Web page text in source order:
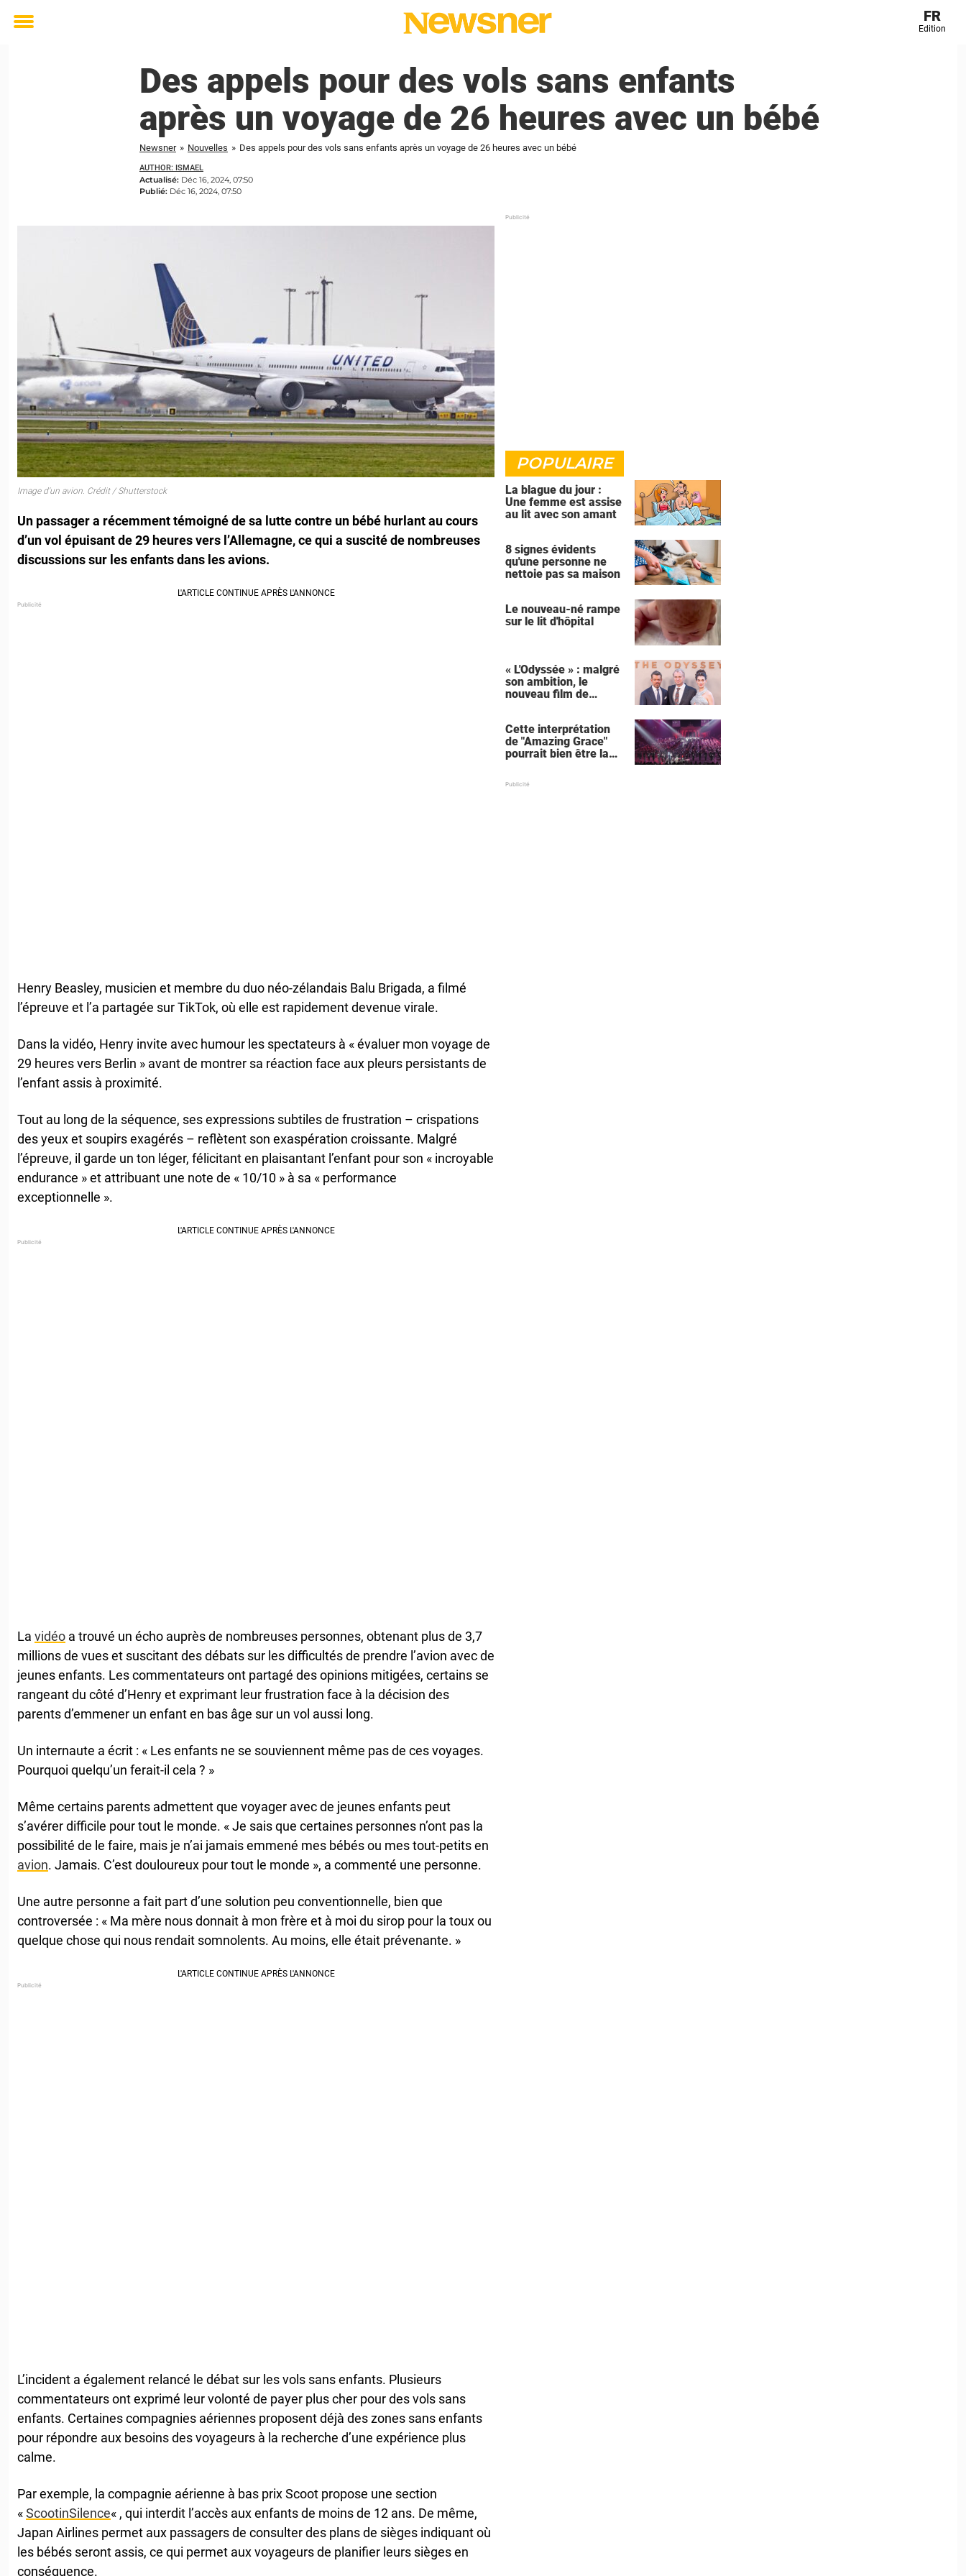
Toggle
FR
Edition
Des appels pour des vols sans enfants
après un voyage de 26 heures avec un bébé
Newsner » Nouvelles » Des appels pour des vols sans enfants après un voyage de 26 heures avec un bébé
AUTHOR: ISMAEL
Actualisé: Déc 16, 2024, 07:50
Publié: Déc 16, 2024, 07:50
Image d'un avion. Crédit / Shutterstock
Un passager a récemment témoigné de sa lutte contre un bébé hurlant au cours
d’un vol épuisant de 29 heures vers l’Allemagne, ce qui a suscité de nombreuses
discussions sur les enfants dans les avions.
Henry Beasley, musicien et membre du duo néo-zélandais Balu Brigada, a filmé
l’épreuve et l’a partagée sur TikTok, où elle est rapidement devenue virale.
Dans la vidéo, Henry invite avec humour les spectateurs à « évaluer mon voyage de
29 heures vers Berlin » avant de montrer sa réaction face aux pleurs persistants de
l’enfant assis à proximité.
Tout au long de la séquence, ses expressions subtiles de frustration – crispations
des yeux et soupirs exagérés – reflètent son exaspération croissante. Malgré
l’épreuve, il garde un ton léger, félicitant en plaisantant l’enfant pour son « incroyable
endurance » et attribuant une note de « 10/10 » à sa « performance
exceptionnelle ».
La vidéo a trouvé un écho auprès de nombreuses personnes, obtenant plus de 3,7
millions de vues et suscitant des débats sur les difficultés de prendre l’avion avec de
jeunes enfants. Les commentateurs ont partagé des opinions mitigées, certains se
rangeant du côté d’Henry et exprimant leur frustration face à la décision des
parents d’emmener un enfant en bas âge sur un vol aussi long.
Un internaute a écrit : « Les enfants ne se souviennent même pas de ces voyages.
Pourquoi quelqu’un ferait-il cela ? »
Même certains parents admettent que voyager avec de jeunes enfants peut
s’avérer difficile pour tout le monde. « Je sais que certaines personnes n’ont pas la
possibilité de le faire, mais je n’ai jamais emmené mes bébés ou mes tout-petits en
avion. Jamais. C’est douloureux pour tout le monde », a commenté une personne.
Une autre personne a fait part d’une solution peu conventionnelle, bien que
controversée : « Ma mère nous donnait à mon frère et à moi du sirop pour la toux ou
quelque chose qui nous rendait somnolents. Au moins, elle était prévenante. »
L’incident a également relancé le débat sur les vols sans enfants. Plusieurs
commentateurs ont exprimé leur volonté de payer plus cher pour des vols sans
enfants. Certaines compagnies aériennes proposent déjà des zones sans enfants
pour répondre aux besoins des voyageurs à la recherche d’une expérience plus
calme.
Par exemple, la compagnie aérienne à bas prix Scoot propose une section
«ScootinSilence« , qui interdit l’accès aux enfants de moins de 12 ans. De même,
Japan Airlines permet aux passagers de consulter des plans de sièges indiquant où
les bébés seront assis, ce qui permet aux voyageurs de planifier leurs sièges en
conséquence.
POPULAIRE
La blague du jour :
Une femme est assise
au lit avec son amant
8 signes évidents
qu'une personne ne
nettoie pas sa maison
Le nouveau-né rampe
sur le lit d'hôpital
« L'Odyssée » : malgré
son ambition, le
nouveau film de
récurrente
Cette interprétation
de "Amazing Grace"
pourrait bien être la